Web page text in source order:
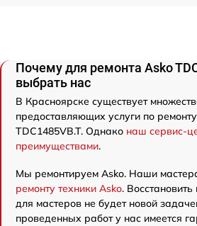
Почему для ремонта Asko
выбрать нас
В Красноярске существует
предоставляющих услуги по
TDC1485VB.T. Однако наш сервис-
преимуществами.
Мы ремонтируем Asko. Наши
ремонту техники Asko.
для мастеров не будет новой
проведенных работ у нас имеется